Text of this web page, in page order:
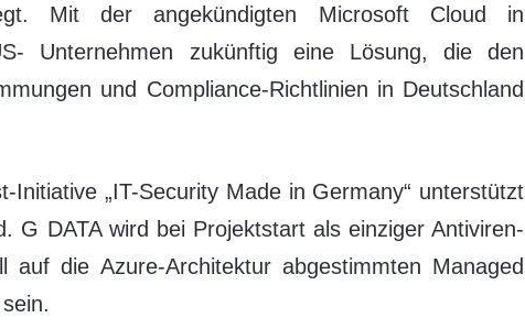
Mit der angekündigten Microsoft Cloud in
Unternehmen zukünftig eine Lösung, die den
und Compliance-Richtlinien in Deutschland
Initiative „IT-Security Made in Germany“ unterstützt
G DATA wird bei Projektstart als einziger Antiviren-
auf die Azure-Architektur abgestimmten Managed